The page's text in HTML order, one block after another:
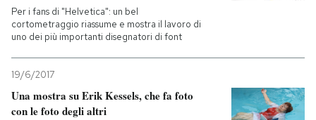
Per i fans di "Helvetica": un bel
cortometraggio riassume e mostra il lavoro di
uno dei più importanti disegnatori di font
19/6/2017
Una mostra su Erik Kessels, che fa foto
con le foto degli altri